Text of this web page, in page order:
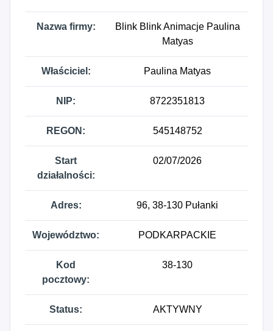
Nazwa firmy:
Blink Blink Animacje Paulina
Matyas
Właściciel: Paulina Matyas
NIP: 8722351813
REGON: 545148752
Start
działalności:
02/07/2026
Adres: 96, 38-130 Pułanki
Województwo: PODKARPACKIE
Kod
pocztowy:
38-130
Status: AKTYWNY